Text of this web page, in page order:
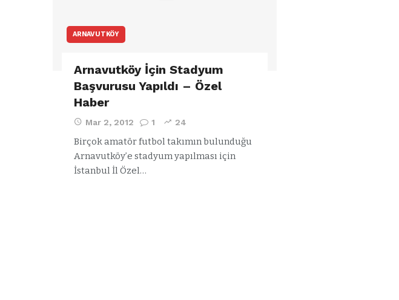
ARNAVUTKÖY
Arnavutköy İçin Stadyum
Başvurusu Yapıldı – Özel
Haber
Mar 2, 2012 1 24
Birçok amatör futbol takımın bulunduğu
Arnavutköy’e stadyum yapılması için
İstanbul İl Özel…